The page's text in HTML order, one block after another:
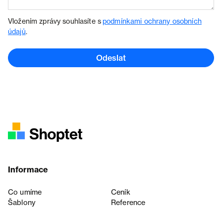
Vložením zprávy souhlasíte spodmínkami ochrany osobních
údajů.
Odeslat
Informace
Co umíme
Ceník
Šablony
Reference